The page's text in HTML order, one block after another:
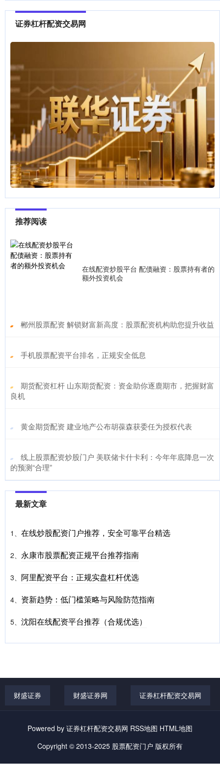
证券杠杆配资交易网
推荐阅读
在线配资炒股平台 配债融资：股票持有者的
额外投资机会
​郴州股票配资 解锁财富新高度：股票配资机构助您提升收益
​手机股票配资平台排名，正规安全低息
​期货配资杠杆 山东期货配资：资金助你逐鹿期市，把握财富
良机
​黄金期货配资 建业地产公布胡葆森获委任为授权代表
​线上股票配资炒股门户 美联储卡什卡利：今年年底降息一次
的预测“合理”
最新文章
1、 在线炒股配资门户推荐，安全可靠平台精选
2、 永康市股票配资正规平台推荐指南
3、 阿里配资平台：正规实盘杠杆优选
4、 资新趋势：低门槛策略与风险防范指南
5、 沈阳在线配资平台推荐（合规优选）
财盛证券 财盛证券网 证券杠杆配资交易网
Powered by 证券杠杆配资交易网 RSS地图 HTML地图
Copyright © 2013-2025 股票配资门户 版权所有